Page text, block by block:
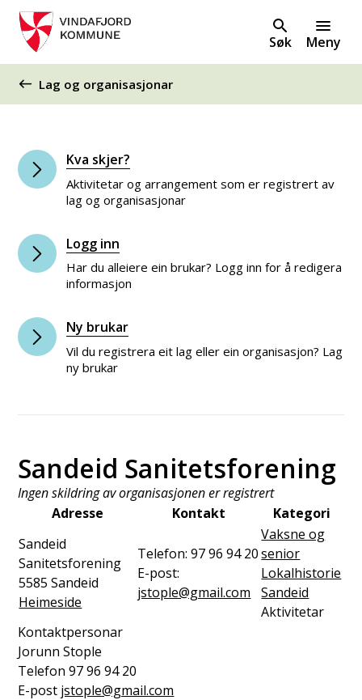
Søk Meny
Du er her:
Lag og organisasjonar
Kva skjer?
Aktivitetar og arrangement som er registrert av
lag og organisasjonar
Logg inn
Har du alleiere ein brukar? Logg inn for å redigera
informasjon
Ny brukar
Vil du registrera eit lag eller ein organisasjon? Lag
ny brukar
Sandeid Sanitetsforening
Ingen skildring av organisasjonen er registrert
Adresse
Kontakt
Kategori
Sandeid
Sanitetsforening
5585 Sandeid
Heimeside
Telefon:97 96 94 20
E-post:
jstople@gmail.com
Vaksne og
senior
Lokalhistorie
Sandeid
Aktivitetar
Kontaktpersonar
Jorunn Stople
Telefon97 96 94 20
E-post jstople@gmail.com